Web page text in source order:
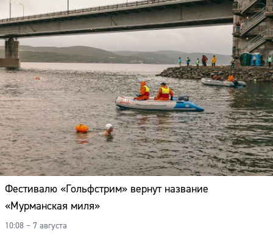
Фестивалю «Гольфстрим» вернут название
«Мурманская миля»
10:08 – 7 августа